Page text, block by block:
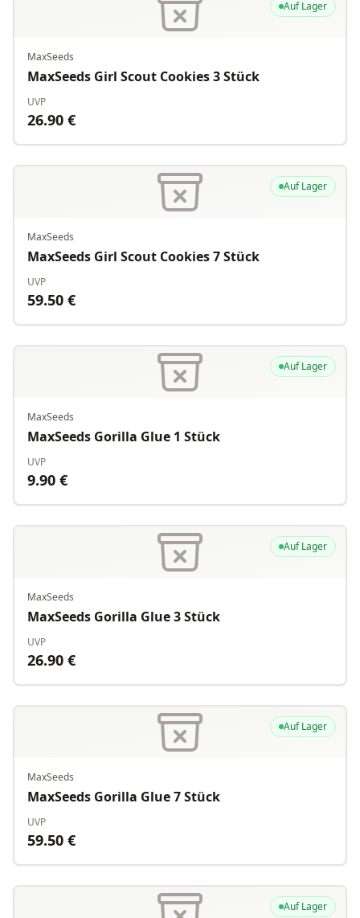
Auf Lager
MaxSeeds
MaxSeeds Girl Scout Cookies 3 Stück
UVP
26.90 €
Auf Lager
MaxSeeds
MaxSeeds Girl Scout Cookies 7 Stück
UVP
59.50 €
Auf Lager
MaxSeeds
MaxSeeds Gorilla Glue 1 Stück
UVP
9.90 €
Auf Lager
MaxSeeds
MaxSeeds Gorilla Glue 3 Stück
UVP
26.90 €
Auf Lager
MaxSeeds
MaxSeeds Gorilla Glue 7 Stück
UVP
59.50 €
Auf Lager